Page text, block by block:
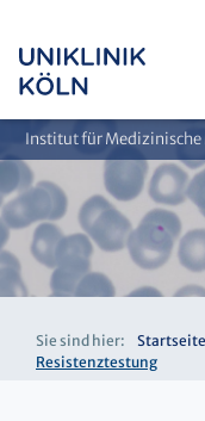
Institut für
Sie sind hier: Startseite
Resistenztestung